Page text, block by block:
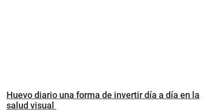
Huevo diario una forma de invertir día a día en la
salud visual